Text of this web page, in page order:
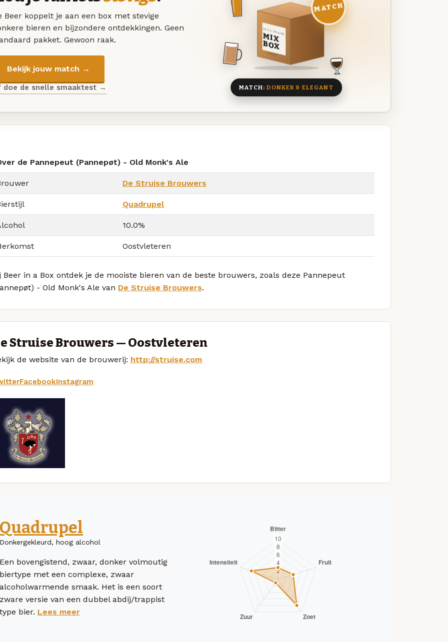
Beer koppelt je aan een box met stevige
bieren en bijzondere ontdekkingen. Geen
pakket. Gewoon raak.
Bekijk jouw match →
doe de snelle smaaktest →
DEZE MAAND
MIX
BOX
8 BIEREN
MATCH
MATCH:DONKER & ELEGANT
de Pannepeut (Pannepøt) - Old Monk's Ale
De Struise Brouwers
Quadrupel
10.0%
Oostvleteren
Beer in a Box ontdek je de mooiste bieren van de beste brouwers, zoals deze Pannepeut
- Old Monk's Ale van De Struise Brouwers.
Struise Brouwers — Oostvleteren
de website van de brouwerij: http://struise.com
FacebookInstagram
Quadrupel
Donkergekleurd, hoog alcohol
Een bovengistend, zwaar, donker volmoutig
biertype met een complexe, zwaar
alcoholwarmende smaak. Het is een soort
zware versie van een dubbel abdij/trappist
type bier. Lees meer